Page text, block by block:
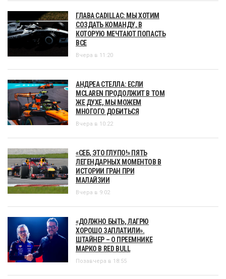
ГЛАВА CADILLAC: МЫ ХОТИМ
СОЗДАТЬ КОМАНДУ, В
КОТОРУЮ МЕЧТАЮТ ПОПАСТЬ
ВСЕ
Вчера в 11:20
АНДРЕА СТЕЛЛА: ЕСЛИ
MCLAREN ПРОДОЛЖИТ В ТОМ
ЖЕ ДУХЕ, МЫ МОЖЕМ
МНОГОГО ДОБИТЬСЯ
Вчера в 10:22
«СЕБ, ЭТО ГЛУПО!» ПЯТЬ
ЛЕГЕНДАРНЫХ МОМЕНТОВ В
ИСТОРИИ ГРАН ПРИ
МАЛАЙЗИИ
Вчера в 9:02
«ДОЛЖНО БЫТЬ, ЛАГРЮ
ХОРОШО ЗАПЛАТИЛИ».
ШТАЙНЕР – О ПРЕЕМНИКЕ
МАРКО В RED BULL
Позавчера в 18:55